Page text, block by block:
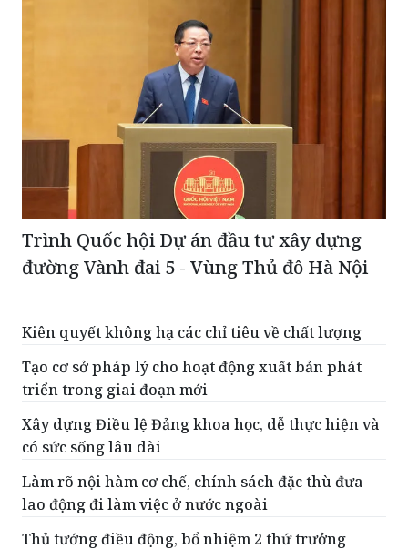
Trình Quốc hội Dự án đầu tư xây dựng
đường Vành đai 5 - Vùng Thủ đô Hà Nội
Kiên quyết không hạ các chỉ tiêu về chất lượng
Tạo cơ sở pháp lý cho hoạt động xuất bản phát
triển trong giai đoạn mới
Xây dựng Điều lệ Đảng khoa học, dễ thực hiện và
có sức sống lâu dài
Làm rõ nội hàm cơ chế, chính sách đặc thù đưa
lao động đi làm việc ở nước ngoài
Thủ tướng điều động, bổ nhiệm 2 thứ trưởng